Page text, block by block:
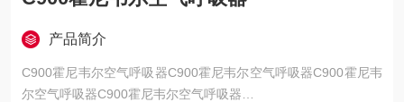
产品简介
C900霍尼韦尔空气呼吸器C900霍尼韦尔空气呼吸器C900霍尼韦
尔空气呼吸器C900霍尼韦尔空气呼吸器